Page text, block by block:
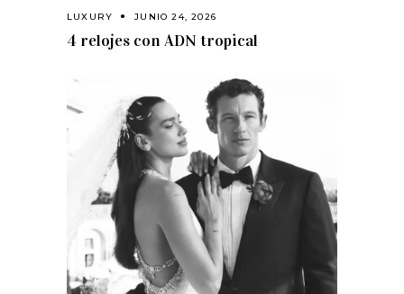
LUXURY JUNIO 24, 2026
4 relojes con ADN tropical